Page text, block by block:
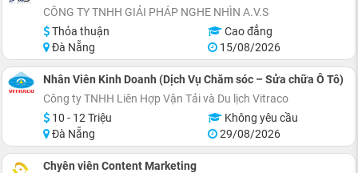
CÔNG TY TNHH GIẢI PHÁP NGHE NHÌN A.V.S
Thỏa thuận
Cao đẳng
Đà Nẵng
15/08/2026
Nhân Viên Kinh Doanh (Dịch Vụ Chăm sóc – Sửa chữa Ô Tô)
Công ty TNHH Liên Hợp Vận Tải và Du lịch Vitraco
10 - 12 Triệu
Không yêu cầu
Đà Nẵng
29/08/2026
Chyên viên Content Marketing